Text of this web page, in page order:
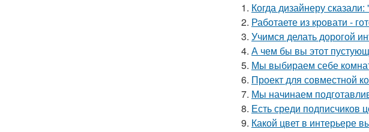
1. Когда дизайнеру
2. Работаете из кровати -
3. Учимся делать дорогой
4. А чем бы вы этот
5. Мы выбираем себе
6. Проект для совместной
7. Мы начинаем
8. Есть среди подписчиков
9. Какой цвет в интерьере